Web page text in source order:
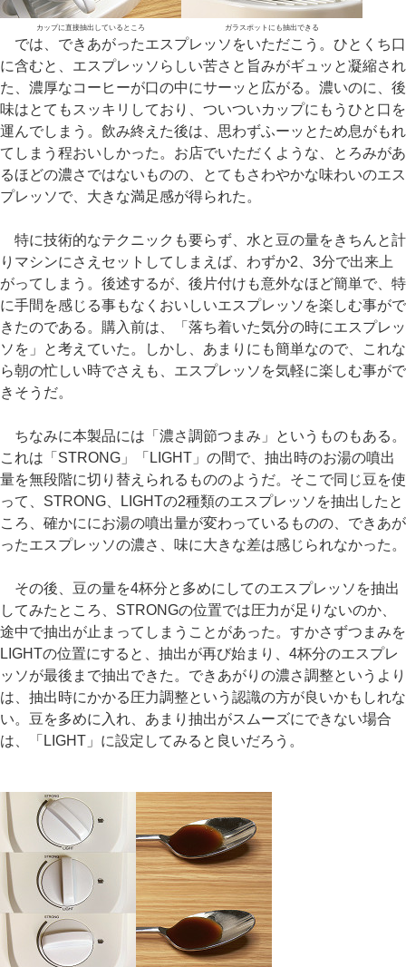
カップに直接抽出しているところ ガラスポットにも抽出できる
では、できあがったエスプレッソをいただこう。ひとくち口
に含むと、エスプレッソらしい苦さと旨みがギュッと凝縮され
た、濃厚なコーヒーが口の中にサーッと広がる。濃いのに、後
味はとてもスッキリしており、ついついカップにもうひと口を
運んでしまう。飲み終えた後は、思わずふーッとため息がもれ
てしまう程おいしかった。お店でいただくような、とろみがあ
るほどの濃さではないものの、とてもさわやかな味わいのエス
プレッソで、大きな満足感が得られた。
特に技術的なテクニックも要らず、水と豆の量をきちんと計
りマシンにさえセットしてしまえば、わずか2、3分で出来上
がってしまう。後述するが、後片付けも意外なほど簡単で、特
に手間を感じる事もなくおいしいエスプレッソを楽しむ事がで
きたのである。購入前は、「落ち着いた気分の時にエスプレッ
ソを」と考えていた。しかし、あまりにも簡単なので、これな
ら朝の忙しい時でさえも、エスプレッソを気軽に楽しむ事がで
きそうだ。
ちなみに本製品には「濃さ調節つまみ」というものもある。
これは「STRONG」「LIGHT」の間で、抽出時のお湯の噴出
量を無段階に切り替えられるもののようだ。そこで同じ豆を使
って、STRONG、LIGHTの2種類のエスプレッソを抽出したと
ころ、確かににお湯の噴出量が変わっているものの、できあが
ったエスプレッソの濃さ、味に大きな差は感じられなかった。
その後、豆の量を4杯分と多めにしてのエスプレッソを抽出
してみたところ、STRONGの位置では圧力が足りないのか、
途中で抽出が止まってしまうことがあった。すかさずつまみを
LIGHTの位置にすると、抽出が再び始まり、4杯分のエスプレ
ッソが最後まで抽出できた。できあがりの濃さ調整というより
は、抽出時にかかる圧力調整という認識の方が良いかもしれな
い。豆を多めに入れ、あまり抽出がスムーズにできない場合
は、「LIGHT」に設定してみると良いだろう。